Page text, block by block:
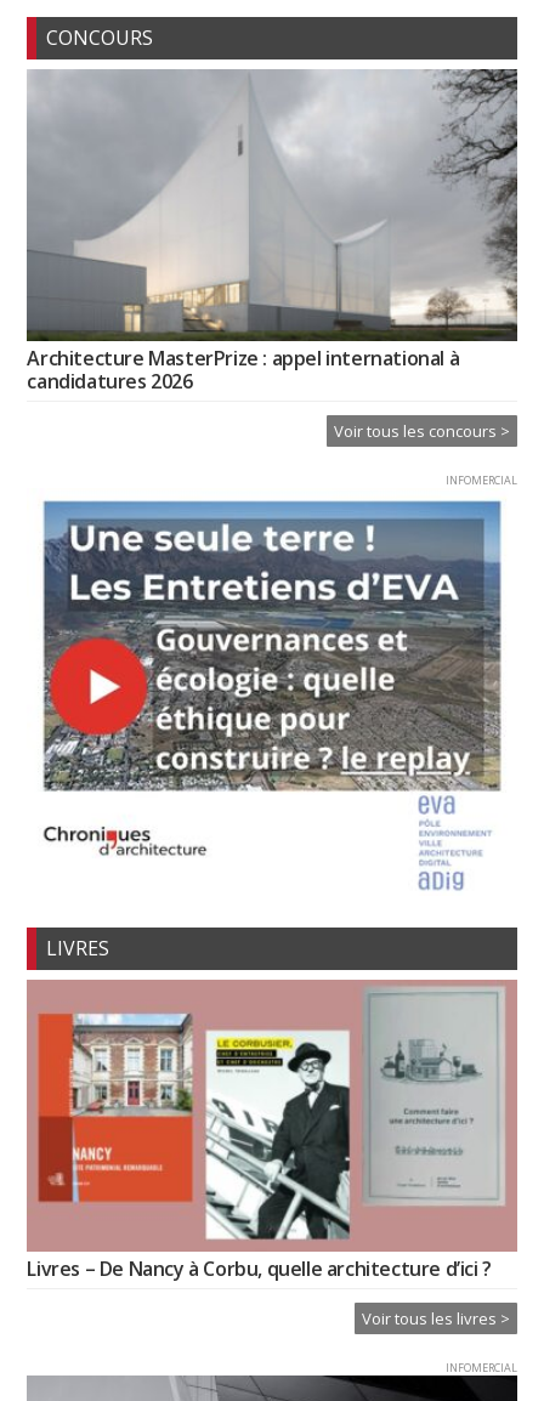
CONCOURS
Architecture MasterPrize : appel international à
candidatures 2026
Voir tous les concours >
INFOMERCIAL
LIVRES
Livres – De Nancy à Corbu, quelle architecture d’ici ?
Voir tous les livres >
INFOMERCIAL